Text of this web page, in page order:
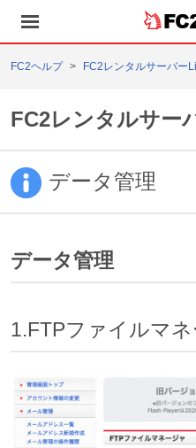
FC2ヘルプ FC2レンタルサーバー
FC2レンタルサー
データ管理
データ管理
1.FTPファイルマネ